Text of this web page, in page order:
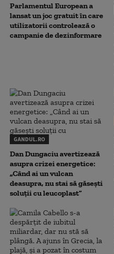
Parlamentul European a
lansat un joc gratuit în care
utilizatorii controlează o
campanie de dezinformare
GANDUL.RO
Dan Dungaciu avertizează
asupra crizei energetice:
„Când ai un vulcan
deasupra, nu stai să găsești
soluții cu leucoplast”